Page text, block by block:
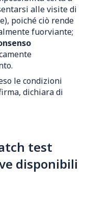
alle visite di
poiché ciò rende
fuorviante;
le condizioni
dichiara di
test
disponibili